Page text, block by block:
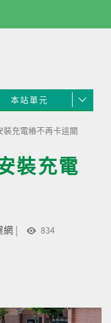
本站單元
裝充電樁不再卡這關
裝充電
網 | 834